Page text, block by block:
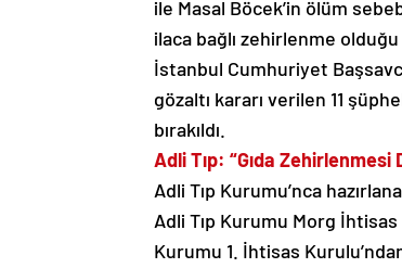
ile Masal Böcek’in ölüm
ilaca bağlı zehirlenme
İstanbul Cumhuriyet
gözaltı kararı verilen 11
bırakıldı.
Adli Tıp: “Gıda
Adli Tıp Kurumu’nca
Adli Tıp Kurumu Morg
Kurumu 1. İhtisas